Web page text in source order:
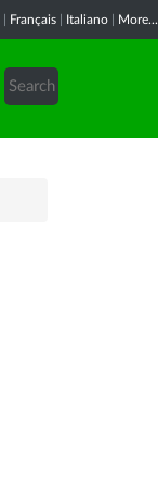
Français Italiano More...